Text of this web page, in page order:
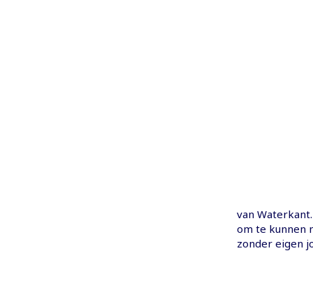
van
om te kunnen
zonder eigen